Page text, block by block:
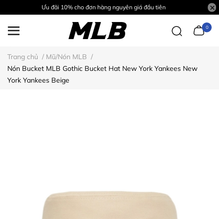
Ưu đãi 10% cho đơn hàng nguyên giá đầu tiên
0
Trang chủ / Mũ/Nón MLB /
Nón Bucket MLB Gothic Bucket Hat New York Yankees New
York Yankees Beige